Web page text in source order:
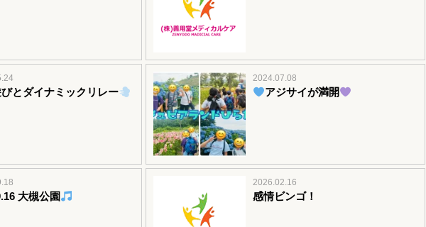
とダイナミックリレー
2024.07.08
アジサイが満開
大槻公園
2026.02.16
感情ビンゴ！